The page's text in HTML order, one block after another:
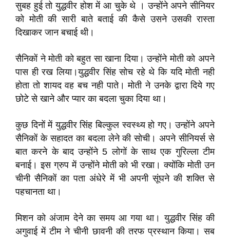
सुबह हुई तो युद्धवीर होश में आ चुके थे । उन्होंने अपने सीनियर
को मोती की सारी बाते बताई की कैसे उसने उसकी रास्ता
दिखाकर जान बचाई थी।
सैनिकों ने मोती को बहुत सा खाना दिया। उन्होंने मोती को अपने
पास ही रख लिया।युद्धवीर सिंह सोच रहे थे कि यदि मोती नही
होता तो शायद वह बच नही पाते। मोती ने उनके द्वारा दिये गए
छोटे से खाने और प्यार का बदला चुका दिया था।
कुछ दिनों में युद्धवीर सिंह बिल्कुल स्वस्थ्य हो गए। उन्होंने अपने
सैनिकों के सहादत का बदला लेने की सोची। अपने सीनियर्स से
बात करने के बाद उन्होंने5लोगों के साथ एक गुरिल्ला टीम
बनाई। इस ग्रुप में उन्होंने मोती को भी रखा। क्योंकि मोती उन
चीनी सैनिकों का पता अंधेरे में भी अपनी सूंघने की शक्ति से
पहचानता था।
मिशन को अंजाम देने का समय आ गया था। युद्धवीर सिंह की
अगुवाई में टीम ने चीनी छावनी की तरफ प्रस्थान किया। सब